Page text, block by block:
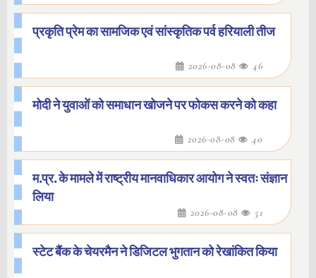
प्रकृति प्रेम का सामजिक एवं सांस्कृतिक पर्व हरियाली तीज
2026-08-08 46
मोदी ने युवाओं को समाधान खोजने पर फोकस करने को कहा
2026-08-08 40
म.प्र. के मामले में राष्ट्रीय मानवाधिकार आयोग ने स्वतः संज्ञान
लिया
2026-08-08 51
स्टेट बैंक के चेयरमैन ने डिजिटल भुगतान को रेखांकित किया